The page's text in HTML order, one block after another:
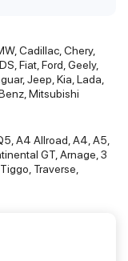
Cadillac, Chery,
Fiat, Ford, Geely,
Jeep, Kia, Lada,
Mitsubishi
A4 Allroad, A4, A5,
GT, Arnage, 3
Traverse,